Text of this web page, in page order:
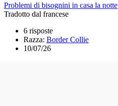
Problemi di bisognini in casa la notte
Tradotto dal francese
6 risposte
Razza: Border Collie
10/07/26